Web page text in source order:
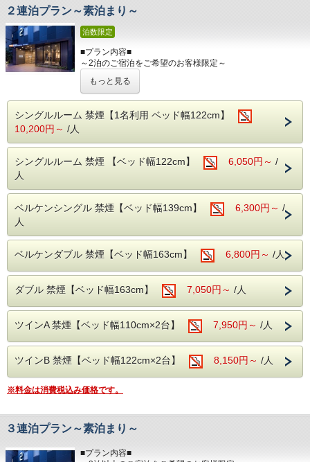
■室内設備■
全米No.1サータ社製マットレス/プラチナノバブル水/Wi-Fi接
続無料/バス/シャワー/
洗浄機付きトイレ/調整可能な空調設備/液晶TV/ドライヤー/
有料チャンネル/電気スタンド/電子ケトル/
※客室内には内線(外線)の電話機は設置しておりませんの
で、予めご了承下さい。
■共通案内■
間のご連絡
ますので、インター
ホンにてお知らせくださいませ。（開錠にはルームカード
願い致し
ます。
・当ホテルは朝食とランドリーサービスを行なっておりませ
２連泊プラン～素泊まり～
泊数限定
■プラン内容■
～2泊のご宿泊をご希望のお客様限定～
※1泊をご希望のお客様は他のプランをご利用下さい。
※3泊以上をご希望のお客様は3泊以上連泊プランがおすす
ビジネス・東京観光に是非ご利用ください！！
・JR「秋葉原」電気街口より徒歩7分
・JR「神田駅」北口、西口より徒歩6分（東京駅より1駅2
・東京メトロ「銀座線」A6出口より徒歩3分(21時以降はA4
出口利用）
■全米No.1人気のサーター社製ベッドを全室導入！
抱擁感のある寝心地と快適空間をお約束致します！
※当館は全館禁煙となっております。
​​■プラチナノバブルを全室導入！
プラチナノバブルは微細な気泡水でやさしい洗浄効果・お肌
が潤う保湿
ポカポカが続く保温効果が体感できます。
・洗浄効果：プラス帯電した汚れにマイナス帯電した気泡が
汚れを吸着し
・保湿効果：プラチナノバブルが皮膚の奥まで浸透し角質
みずみしくハリのある素肌へ導きます。
・保温効果：プラチナノバブルのお湯は身体の芯から温ま
します。
■室内設備■
もっと見る
シングルルーム 禁煙【1名利用 ベッド幅122cm】
10,200円～ /人
シングルルーム 禁煙 【ベッド幅122cm】 6,050円～ /
人
ベルケンシングル 禁煙【ベッド幅139cm】 6,300円～ /
人
ベルケンダブル 禁煙【ベッド幅163cm】 6,800円～ /人
ダブル 禁煙【ベッド幅163cm】 7,050円～ /人
ツインA 禁煙【ベッド幅110cm×2台】 7,950円～ /人
ツインB 禁煙【ベッド幅122cm×2台】 8,150円～ /人
※料金は消費税込み価格です。
３連泊プラン～素泊まり～
■プラン内容■